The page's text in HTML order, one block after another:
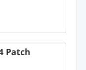
Patch